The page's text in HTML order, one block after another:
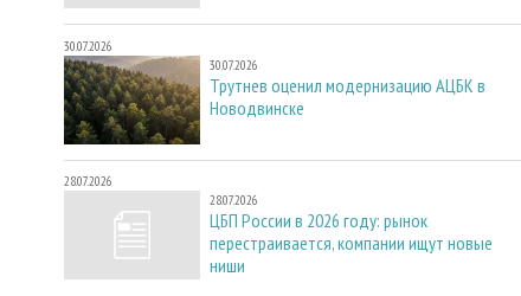
30.07.2026
30.07.2026
Трутнев оценил модернизацию АЦБК в
Новодвинске
28.07.2026
28.07.2026
ЦБП России в 2026 году: рынок
перестраивается, компании ищут новые
ниши